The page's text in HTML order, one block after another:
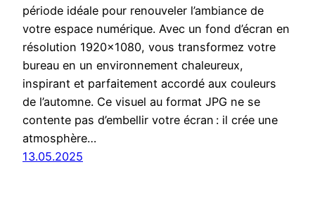
période idéale pour renouveler l’ambiance de
votre espace numérique. Avec un fond d’écran en
résolution 1920×1080, vous transformez votre
bureau en un environnement chaleureux,
inspirant et parfaitement accordé aux couleurs
de l’automne. Ce visuel au format JPG ne se
contente pas d’embellir votre écran : il crée une
atmosphère…
13.05.2025